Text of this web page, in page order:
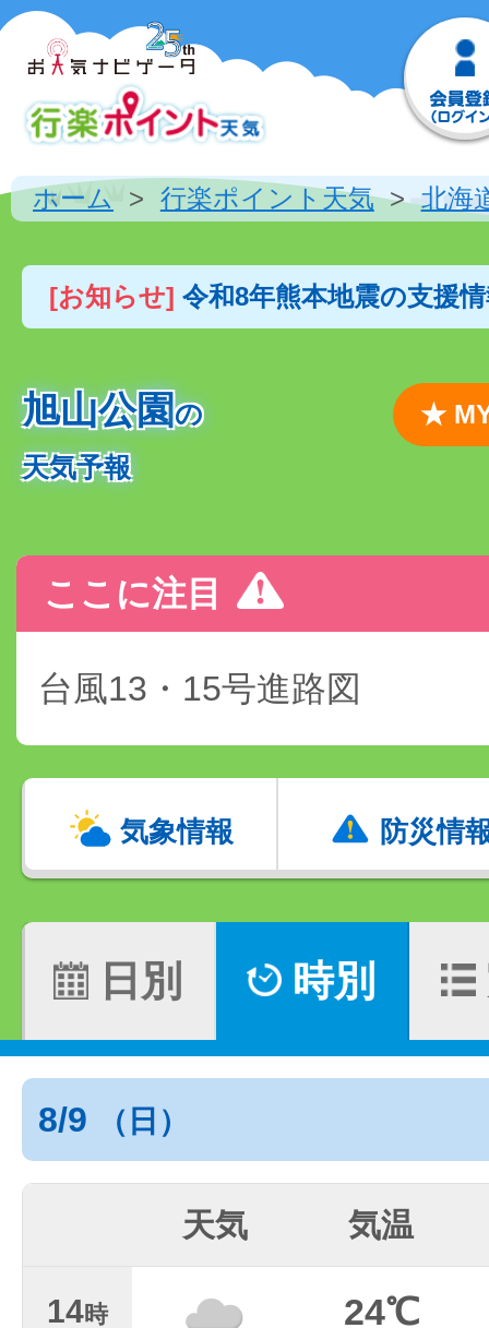
ホーム 行楽ポイント天気 北海
[お知らせ] 令和8年熊本地震の支援
旭山公園の
天気予報
★
ここに注目
台風13・15号進路図
気象情報 防災情
日別 時別
8/9 （日）
天気 気温
14時 24℃